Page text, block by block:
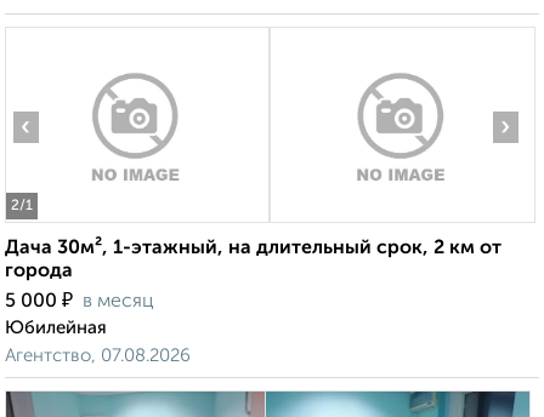
2/1
‹ ›
Дача 30м², 1-этажный, на длительный срок, 2 км от
города
5 000 ₽ в месяц
Юбилейная
Агентство, 07.08.2026